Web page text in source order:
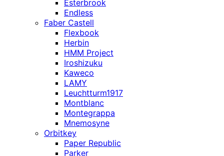
Esterbrook
Endless
Faber Castell
Flexbook
Herbin
HMM Project
Iroshizuku
Kaweco
LAMY
Leuchtturm1917
Montblanc
Montegrappa
Mnemosyne
Orbitkey
Paper Republic
Parker